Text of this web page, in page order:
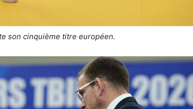
son cinquième titre européen.